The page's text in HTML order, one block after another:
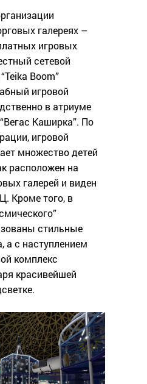
галереях –
игровых
сетевой
Boom”
игровой
в атриуме
Каширка”. По
игровой
множество детей
расположен на
галерей и виден
Кроме того, в
стильные
а с наступлением
комплекс
красивейшей